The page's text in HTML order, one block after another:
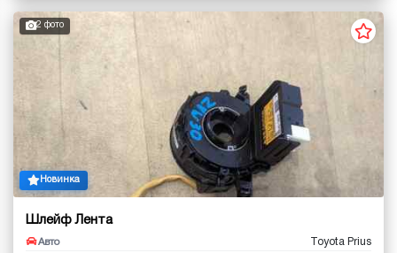
2 фото
Новинка
Шлейф Лента
Авто Toyota Prius